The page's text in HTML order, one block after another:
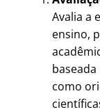
Avalia a
ensino,
como